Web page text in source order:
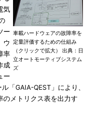
車載ハードウェアの故障率を
定量評価するための仕組み
（クリックで拡大） 出典：日
立オートモーティブシステム
ズ
気
ー
ウ
率
成
ー
「GAIA-QEST」により、
のメトリクス表を出力す